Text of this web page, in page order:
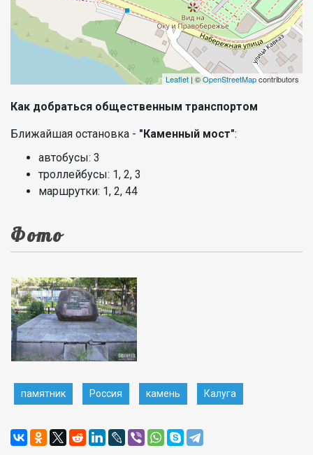
Leaflet | ©OpenStreetMapcontributors
Как добраться общественным транспортом
Ближайшая остановка - "Каменный мост":
автобусы: 3
троллейбусы: 1, 2, 3
маршрутки: 1, 2, 44
Фото
памятник Россия камень Калуга